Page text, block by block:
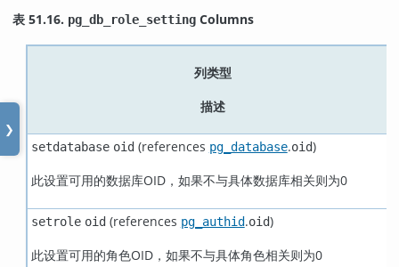
❯
表 51.16. pg_db_role_setting Columns
列类型
描述
setdatabase oid(references pg_database.oid)
此设置可用的数据库OID，如果不与具体数据库相关则为0
setrole oid(references pg_authid.oid)
此设置可用的角色OID，如果不与具体角色相关则为0